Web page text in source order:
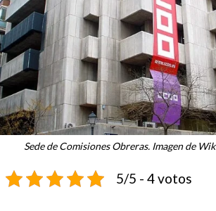
Sede de Comisiones Obreras. Imagen de
5/5 - 4 votos